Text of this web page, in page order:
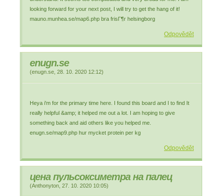
looking forward for your next post, I will try to get the hang of it!
mauno.munhea.se/map6.php bra frisГ¶r helsingborg
Odpovědět
enugn.se
(enugn.se 28. 10. 2020 12:12)
Heya i'm for the primary time here. I found this board and I to find It
really helpful &amp; it helped me out a lot. I am hoping to give
something back and aid others like you helped me.
enugn.se/map9.php hur mycket protein per kg
Odpovědět
цена пульсоксиметра на палец
(Anthonyton 27. 10. 2020 10:05)